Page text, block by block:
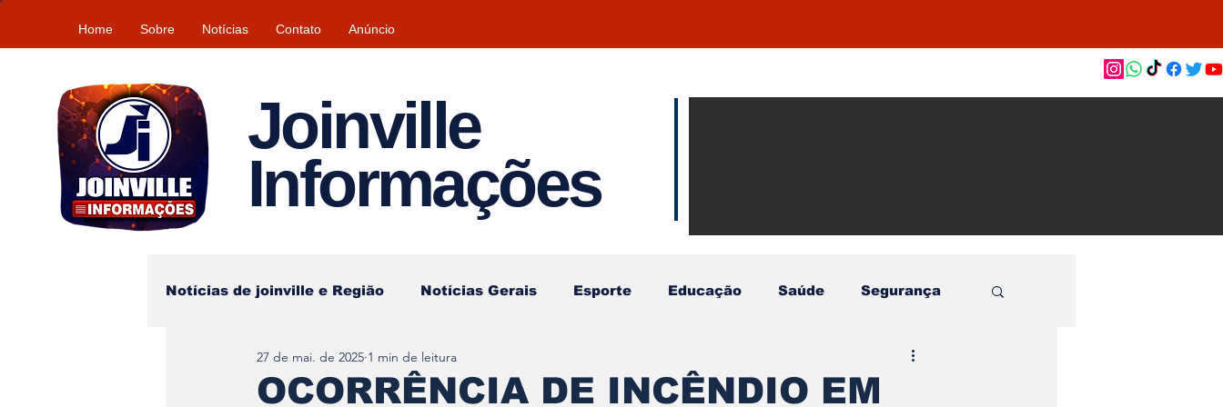
Home Sobre Notícias Contato Anúncio
Joinville
Informações
Notícias de joinville e Região Notícias Gerais Esporte Educação Saúde Segurança
Tempo\clima
OCORRÊNCIA DE INCÊNDIO EM
27 de mai. de 2025 1 min de leitura